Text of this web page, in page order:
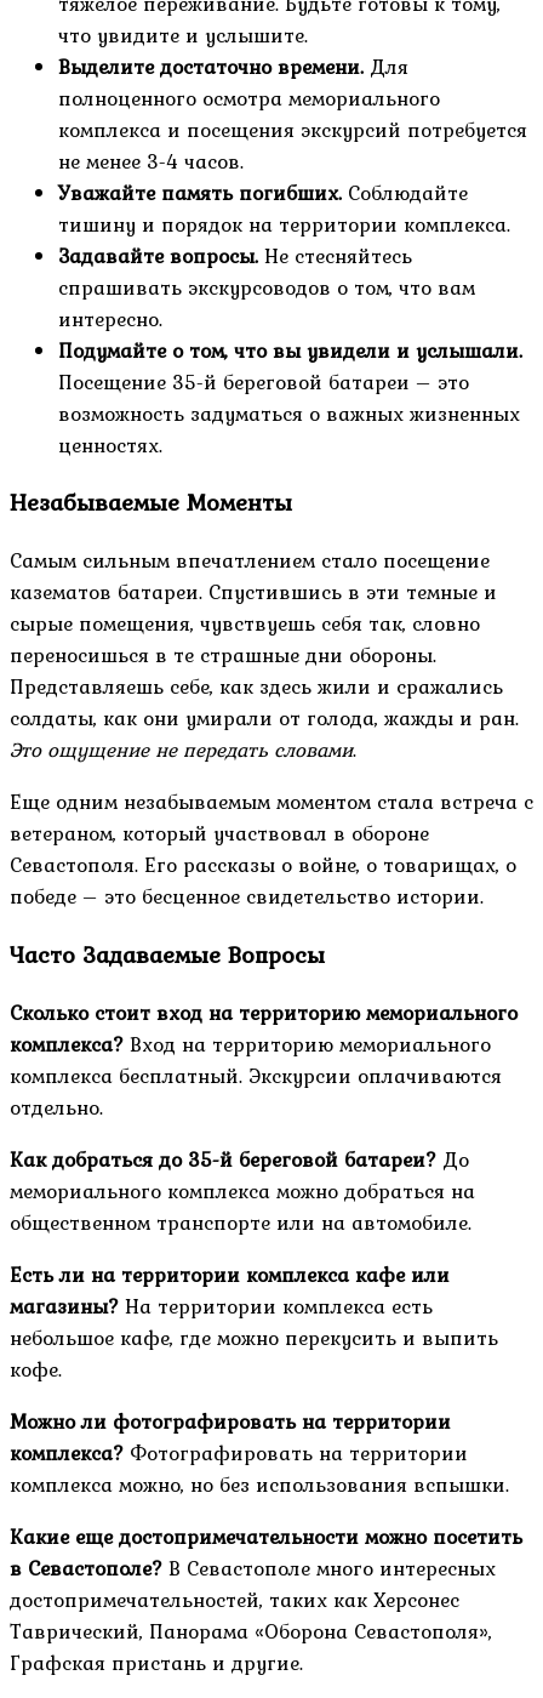
что увидите и услышите.
Выделите достаточно времени. Для
полноценного осмотра мемориального
комплекса и посещения экскурсий потребуется
не менее 3-4 часов.
Уважайте память погибших. Соблюдайте
тишину и порядок на территории комплекса.
Задавайте вопросы.Не стесняйтесь
спрашивать экскурсоводов о том, что вам
интересно.
Подумайте о том, что вы увидели и услышали.
Посещение 35-й береговой батареи – это
возможность задуматься о важных жизненных
ценностях.
Незабываемые Моменты
Самым сильным впечатлением стало посещение
казематов батареи. Спустившись в эти темные и
сырые помещения, чувствуешь себя так, словно
переносишься в те страшные дни обороны.
Представляешь себе, как здесь жили и сражались
солдаты, как они умирали от голода, жажды и ран.
Это ощущение не передать словами.
Еще одним незабываемым моментом стала встреча с
ветераном, который участвовал в обороне
Севастополя. Его рассказы о войне, о товарищах, о
победе – это бесценное свидетельство истории.
Часто Задаваемые Вопросы
Сколько стоит вход на территорию мемориального
комплекса?Вход на территорию мемориального
комплекса бесплатный. Экскурсии оплачиваются
отдельно.
Как добраться до 35-й береговой батареи? До
мемориального комплекса можно добраться на
общественном транспорте или на автомобиле.
Есть ли на территории комплекса кафе или
магазины?На территории комплекса есть
небольшое кафе, где можно перекусить и выпить
кофе.
Можно ли фотографировать на территории
комплекса? Фотографировать на территории
комплекса можно, но без использования вспышки.
Какие еще достопримечательности можно посетить
в Севастополе?В Севастополе много интересных
достопримечательностей, таких как Херсонес
Таврический, Панорама «Оборона Севастополя»,
Графская пристань и другие.